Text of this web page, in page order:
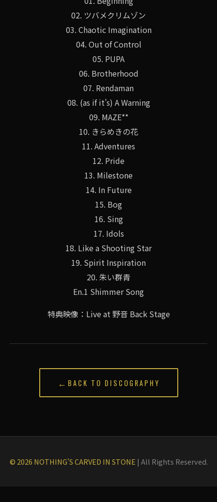
02. ツバメクリムゾン
03. Chaotic Imagination
04. Out of Control
05. PUPA
06. Brotherhood
07. Rendaman
08. (as if it’s) A Warning
09. MAZE**
10. きらめきの花
11. Adventures
12. Pride
13. Milestone
14. In Future
15. Bog
16. Sing
17. Idols
18. Like a Shooting Star
19. Spirit Inspiration
20. 朱い群青
En.1 Shimmer Song
特典映像：Live at 野音 Back Stage
← BACK TO DISCOGRAPHY
© 2026 NOTHING'S CARVED IN STONE | All Rights Reserved.